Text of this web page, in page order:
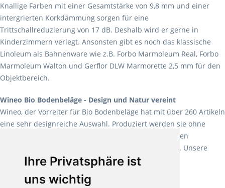
Ihre Privatsphäre ist
uns wichtig
Knallige Farben mit einer Gesamtstärke von 9,8 mm und einer
intergrierten Korkdämmung sorgen für eine
Trittschallreduzierung von 17 dB. Deshalb wird er gerne in
Kinderzimmern verlegt. Ansonsten gibt es noch das klassische
Linoleum als Bahnenware wie z.B. Forbo Marmoleum Real, Forbo
Marmoleum Walton und Gerflor DLW Marmorette 2,5 mm für den
Objektbereich.
Wineo Bio Bodenbeläge - Design und Natur vereint
Wineo, der Vorreiter für Bio Bodenbeläge hat mit über 260 Artikeln
eine sehr designreiche Auswahl. Produziert werden sie ohne
Weichmacher und Lösungsmittel. Mit allen verfügbaren
Verlegearten ist er für jegliche Bauvorhaben attraktiv. Unsere
Empfehlung:Wineo 1000 Multi Layer XXL.
Teppiche für ein angenehmes Laufgefühl